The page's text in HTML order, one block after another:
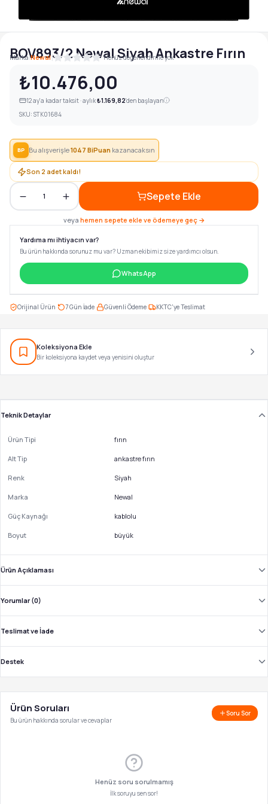
BOV893/2 Newal Siyah Ankastre Fırın
Marka:Newal| Henüz değerlendirme yok
₺10.476,00
12ay'a kadar taksit · aylık₺1.169,82'den başlayan
SKU: STK01684
BP Bu alışverişle1047 BiPuan kazanacaksın
Son 2 adet kaldı!
1 Sepete Ekle
veya hemen sepete ekle ve ödemeye geç →
Yardıma mı ihtiyacın var?
Bu ürün hakkında sorunuz mu var? Uzman ekibimiz size yardımcı olsun.
WhatsApp
Orijinal Ürün 7 Gün İade Güvenli Ödeme KKTC'ye Teslimat
Koleksiyona Ekle
Bir koleksiyona kaydet veya yenisini oluştur
Teknik Detaylar
Ürün Tipi fırın
Alt Tip ankastre fırın
Renk Siyah
Marka Newal
Güç Kaynağı kablolu
Boyut büyük
Ürün Açıklaması
Yorumlar (0)
Teslimat ve İade
Destek
Ürün Soruları
Bu ürün hakkında sorular ve cevaplar
Soru Sor
Henüz soru sorulmamış
İlk soruyu sen sor!